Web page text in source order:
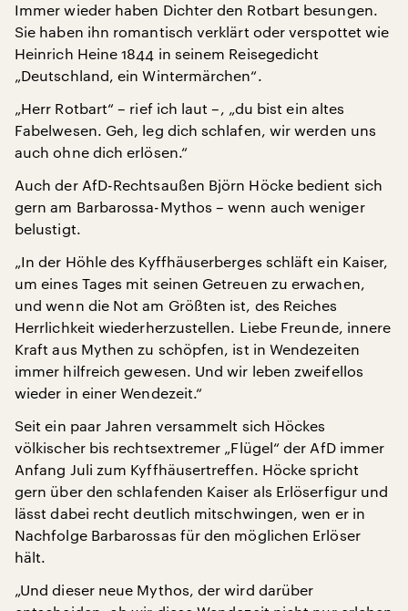
Immer wieder haben Dichter den Rotbart besungen.
Sie haben ihn romantisch verklärt oder verspottet wie
Heinrich Heine 1844 in seinem Reisegedicht
„Deutschland, ein Wintermärchen“.
„Herr Rotbart“ – rief ich laut –, „du bist ein altes
Fabelwesen. Geh, leg dich schlafen, wir werden uns
auch ohne dich erlösen.“
Auch der AfD-Rechtsaußen Björn Höcke bedient sich
gern am Barbarossa-Mythos – wenn auch weniger
belustigt.
„In der Höhle des Kyffhäuserberges schläft ein Kaiser,
um eines Tages mit seinen Getreuen zu erwachen,
und wenn die Not am Größten ist, des Reiches
Herrlichkeit wiederherzustellen. Liebe Freunde, innere
Kraft aus Mythen zu schöpfen, ist in Wendezeiten
immer hilfreich gewesen. Und wir leben zweifellos
wieder in einer Wendezeit.“
Seit ein paar Jahren versammelt sich Höckes
völkischer bis rechtsextremer „Flügel“ der AfD immer
Anfang Juli zum Kyffhäusertreffen. Höcke spricht
gern über den schlafenden Kaiser als Erlöserfigur und
lässt dabei recht deutlich mitschwingen, wen er in
Nachfolge Barbarossas für den möglichen Erlöser
hält.
„Und dieser neue Mythos, der wird darüber